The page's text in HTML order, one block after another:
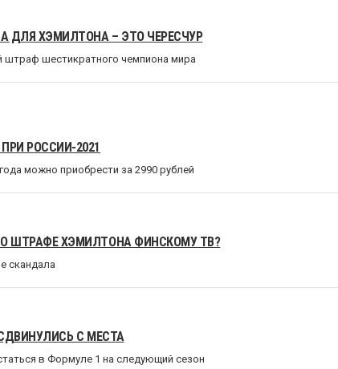
ДЛЯ ХЭМИЛТОНА – ЭТО ЧЕРЕСЧУР
шестикратного чемпиона мира
РОССИИ-2021
можно приобрести за 2990 рублей
ШТРАФЕ ХЭМИЛТОНА ФИНСКОМУ ТВ?
скандала
С МЕСТА
в Формуле 1 на следующий сезон